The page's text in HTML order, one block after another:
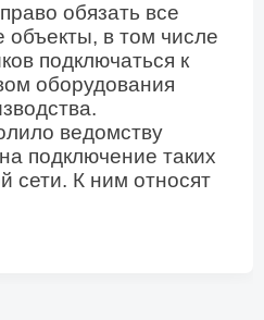
обязать все
в том числе
подключаться к
оборудования
ведомству
подключение таких
сети. К ним относят